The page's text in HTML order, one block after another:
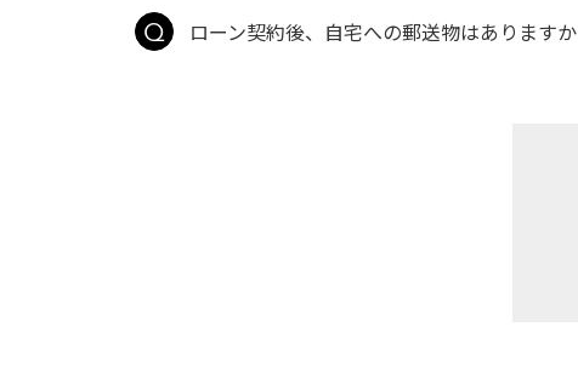
ローン契約後、自宅への郵送物はありますか